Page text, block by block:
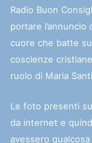
Radio Buon
portare l’annuncio
cuore che batte
coscienze
ruolo di Maria
Le foto presenti
da internet e
avessero